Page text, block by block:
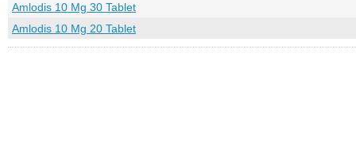
Amlodis 10 Mg 30 Tablet
Amlodis 10 Mg 20 Tablet